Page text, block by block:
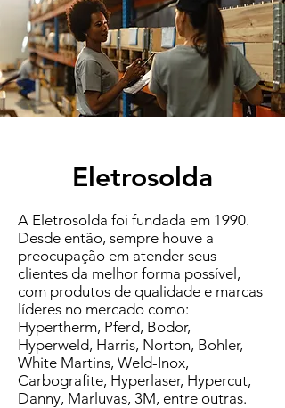
Eletrosolda
A Eletrosolda foi fundada em 1990.
Desde então, sempre houve a
preocupação em atender seus
clientes da melhor forma possível,
com produtos de qualidade e marcas
líderes no mercado como:
Hypertherm, Pferd, Bodor,
Hyperweld, Harris, Norton, Bohler,
White Martins, Weld-Inox,
Carbografite, Hyperlaser, Hypercut,
Danny, Marluvas, 3M, entre outras.